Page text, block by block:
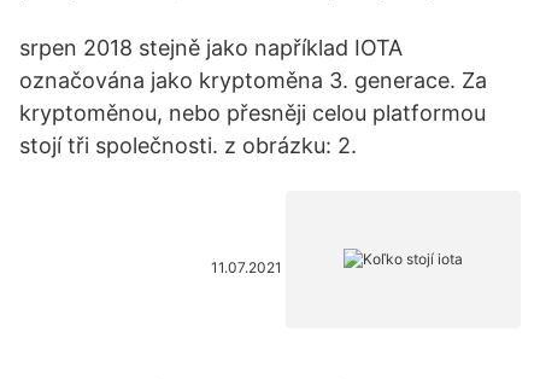
srpen 2018 stejně jako například IOTA
označována jako kryptoměna 3. generace. Za
kryptoměnou, nebo přesněji celou platformou
stojí tři společnosti. z obrázku: 2.
11.07.2021